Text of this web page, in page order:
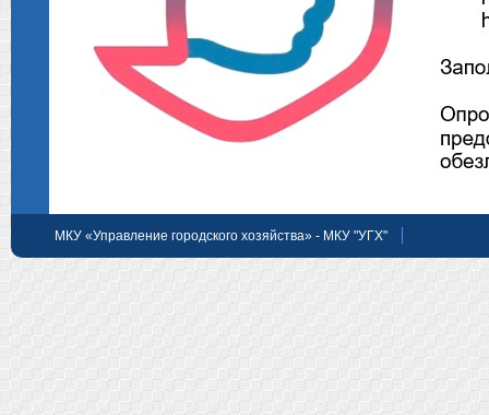
МКУ «Управление городского хозяйства» - МКУ "УГХ"